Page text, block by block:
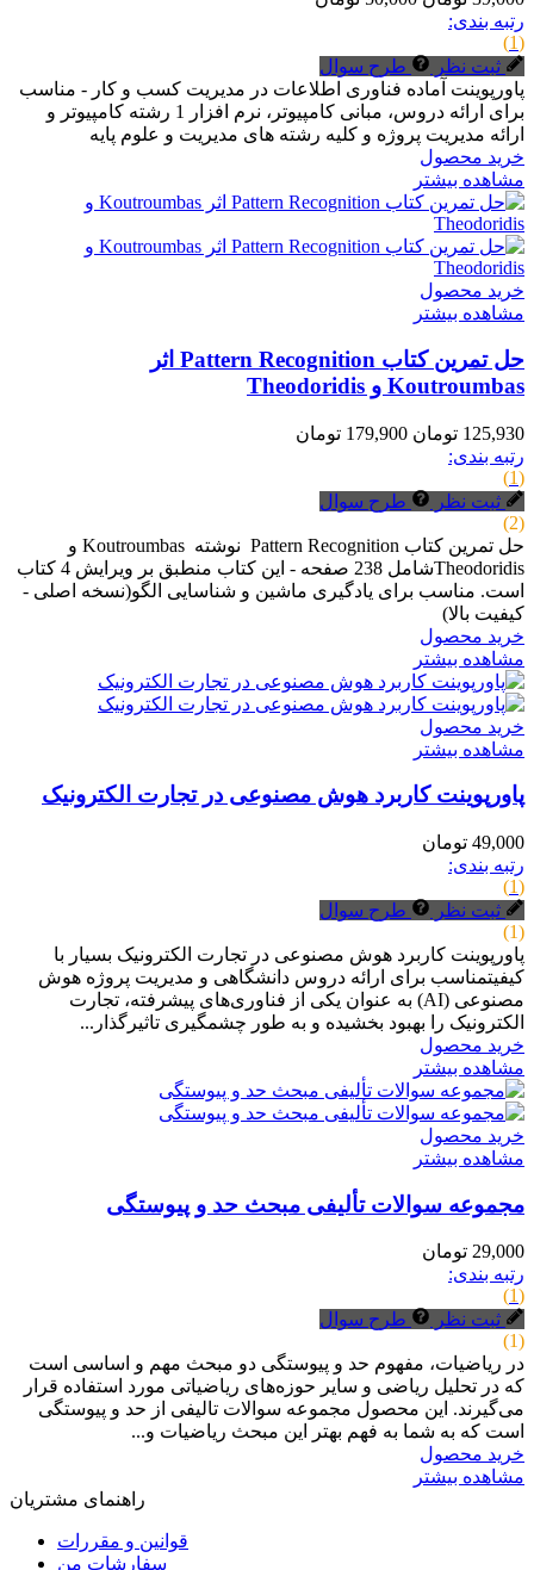
رتبه بندی:
(1)
ثبت نظر
طرح سوال
پاورپوینت آماده فناوری اطلاعات در مدیریت کسب و کار - مناسب
برای ارائه دروس، مبانی کامپیوتر، نرم افزار 1 رشته کامپیوتر و
ارائه مدیریت پروژه و کلیه رشته های مدیریت و علوم پایه
خرید محصول
مشاهده بیشتر
خرید محصول
مشاهده بیشتر
حل تمرین کتاب Pattern Recognition اثر
Koutroumbas و Theodoridis
125,930 تومان
179,900 تومان
رتبه بندی:
(1)
ثبت نظر
طرح سوال
(2)
حل تمرین کتاب Pattern Recognition نوشته Koutroumbas و
Theodoridisشامل 238 صفحه - این کتاب منطبق بر ویرایش 4 کتاب
است. مناسب برای یادگیری ماشین و شناسایی الگو(نسخه اصلی -
کیفیت بالا)
خرید محصول
مشاهده بیشتر
خرید محصول
مشاهده بیشتر
پاورپوینت کاربرد هوش مصنوعی در تجارت الکترونیک
49,000 تومان
رتبه بندی:
(1)
ثبت نظر
طرح سوال
(1)
پاورپوینت کاربرد هوش مصنوعی در تجارت الکترونیک بسیار با
کیفیتمناسب برای ارائه دروس دانشگاهی و مدیریت پروژه هوش
مصنوعی (AI) به عنوان یکی از فناوری‌های پیشرفته، تجارت
الکترونیک را بهبود بخشیده و به طور چشمگیری تاثیرگذار...
خرید محصول
مشاهده بیشتر
خرید محصول
مشاهده بیشتر
مجموعه سوالات تألیفی مبحث حد و پیوستگی
29,000 تومان
رتبه بندی:
(1)
ثبت نظر
طرح سوال
(1)
در ریاضیات، مفهوم حد و پیوستگی دو مبحث مهم و اساسی است
که در تحلیل ریاضی و سایر حوزه‌های ریاضیاتی مورد استفاده قرار
می‌گیرند. این محصول مجموعه سوالات تالیفی از حد و پیوستگی
است که به شما به فهم بهتر این مبحث ریاضیات و...
خرید محصول
مشاهده بیشتر
راهنمای مشتریان
قوانین و مقررات
سفارشات من